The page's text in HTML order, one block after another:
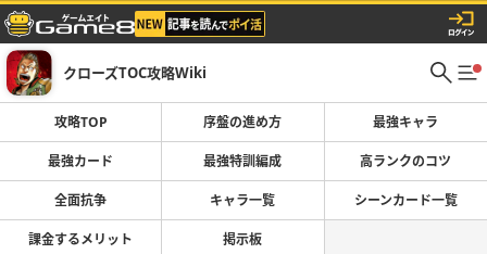
クローズTOC攻略Wiki
攻略TOP 序盤の進め方 最強キャラ
最強カード 最強特訓編成 高ランクのコツ
全面抗争 キャラ一覧 シーンカード一覧
課金するメリット 掲示板